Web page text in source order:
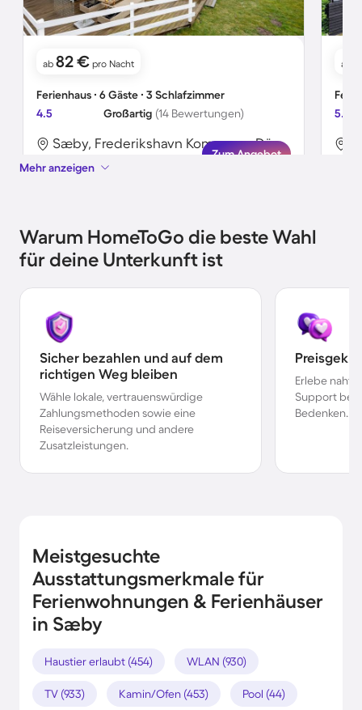
ab 82 € pro Nacht
Ferienhaus ∙ 6 Gäste ∙ 3 Schlafzimmer
4.5
Großartig (14 Bewertungen)
Sæby, Frederikshavn Kommune, Dänemark
Zum Angebot
ab
5.0
Mehr anzeigen
Warum HomeToGo die beste Wahl
für deine Unterkunft ist
Sicher bezahlen und auf dem
richtigen Weg bleiben
Wähle lokale, vertrauenswürdige
Zahlungsmethoden sowie eine
Reiseversicherung und andere
Zusatzleistungen.
Erlebe
Support bei
Bedenken.
Meistgesuchte
Ausstattungsmerkmale für
Ferienwohnungen & Ferienhäuser
in Sæby
Haustier erlaubt (454) WLAN (930)
TV (933) Kamin/Ofen (453) Pool (44)